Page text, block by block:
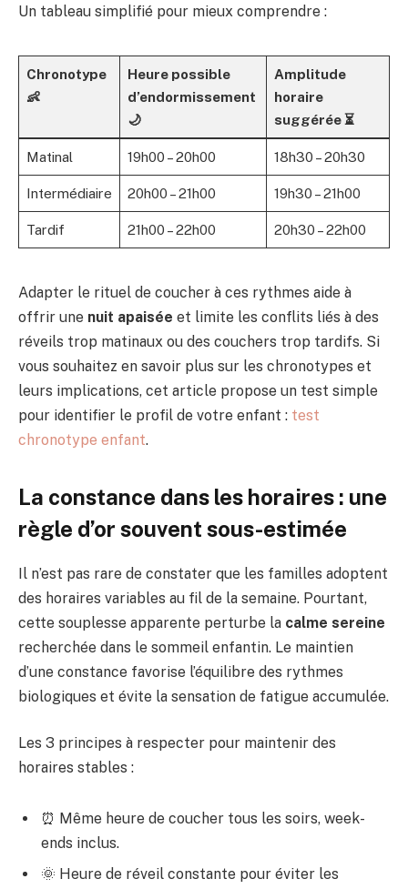
Un tableau simplifié pour mieux comprendre :
Chronotype
👶
Heure possible
d’endormissement
🌙
Amplitude
horaire
suggérée ⏳
Matinal 19h00 – 20h00 18h30 – 20h30
Intermédiaire 20h00 – 21h00 19h30 – 21h00
Tardif 21h00 – 22h00 20h30 – 22h00
Adapter le rituel de coucher à ces rythmes aide à
offrir une nuit apaisée et limite les conflits liés à des
réveils trop matinaux ou des couchers trop tardifs. Si
vous souhaitez en savoir plus sur les chronotypes et
leurs implications, cet article propose un test simple
pour identifier le profil de votre enfant : test
chronotype enfant.
La constance dans les horaires : une
règle d’or souvent sous-estimée
Il n’est pas rare de constater que les familles adoptent
des horaires variables au fil de la semaine. Pourtant,
cette souplesse apparente perturbe la calme sereine
recherchée dans le sommeil enfantin. Le maintien
d’une constance favorise l’équilibre des rythmes
biologiques et évite la sensation de fatigue accumulée.
Les 3 principes à respecter pour maintenir des
horaires stables :
⏰ Même heure de coucher tous les soirs, week-
ends inclus.
🌞 Heure de réveil constante pour éviter les